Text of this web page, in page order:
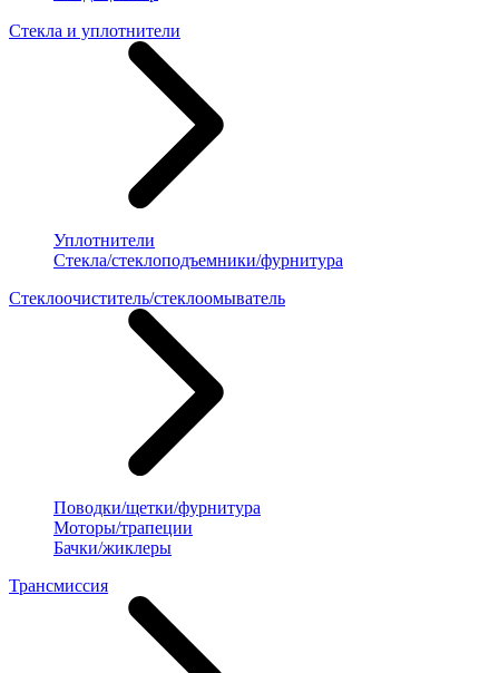
Стекла и уплотнители
Уплотнители
Стекла/стеклоподъемники/фурнитура
Стеклоочиститель/стеклоомыватель
Поводки/щетки/фурнитура
Моторы/трапеции
Бачки/жиклеры
Трансмиссия